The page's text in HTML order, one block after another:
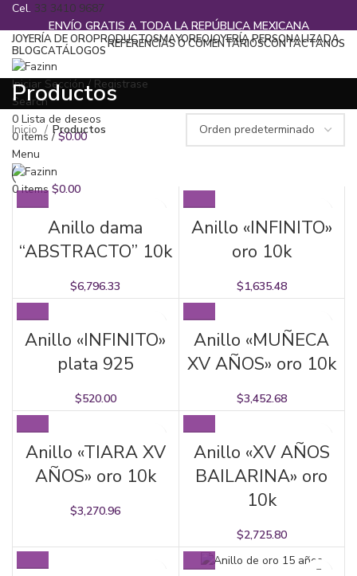
Cel. 33 3410 9687
ENVÍO GRATIS A TODA LA REPÚBLICA MEXICANA
REFERENCIAS O COMENTARIOSCONTACTANOS
¡Llamanos!
JOYERÍA DE OROPRODUCTOSMAYOREOJOYERÍA PERSONALIZADA
BLOGCATÁLOGOS
Iniciar Sección / Registrase
Search
0 Lista de deseos
0items / $0.00
Menu
0items $0.00
Productos
Inicio Productos
Anillo dama
“ABSTRACTO” 10k
$6,796.33
Anillo «INFINITO»
oro 10k
$1,635.48
Anillo «INFINITO»
plata 925
$520.00
Anillo «MUÑECA
XV AÑOS» oro 10k
$3,452.68
Anillo «TIARA XV
AÑOS» oro 10k
$3,270.96
Anillo «XV AÑOS
BAILARINA» oro
10k
$2,725.80